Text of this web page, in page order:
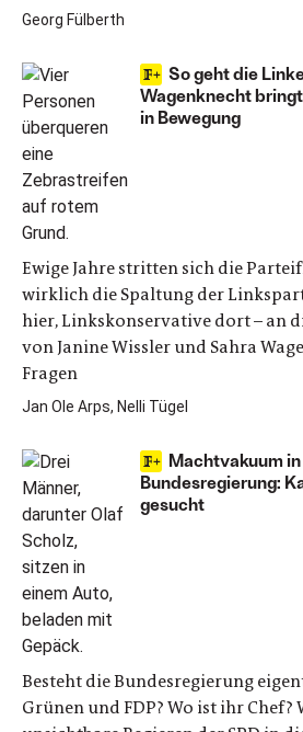
Georg Fülberth
So geht die
Wagenknecht
in Bewegung
Ewige Jahre stritten sich die
wirklich die Spaltung der
hier, Linkskonservative dort – an
von Janine Wissler und Sahra
Fragen
Jan Ole Arps, Nelli Tügel
Machtvakuum
Bundesregierung:
gesucht
Besteht die Bundesregierung
Grünen und FDP? Wo ist ihr Chef?